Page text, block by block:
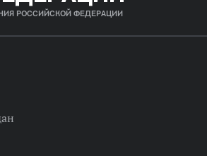
РОССИЙСКОЙ ФЕДЕРАЦИИ